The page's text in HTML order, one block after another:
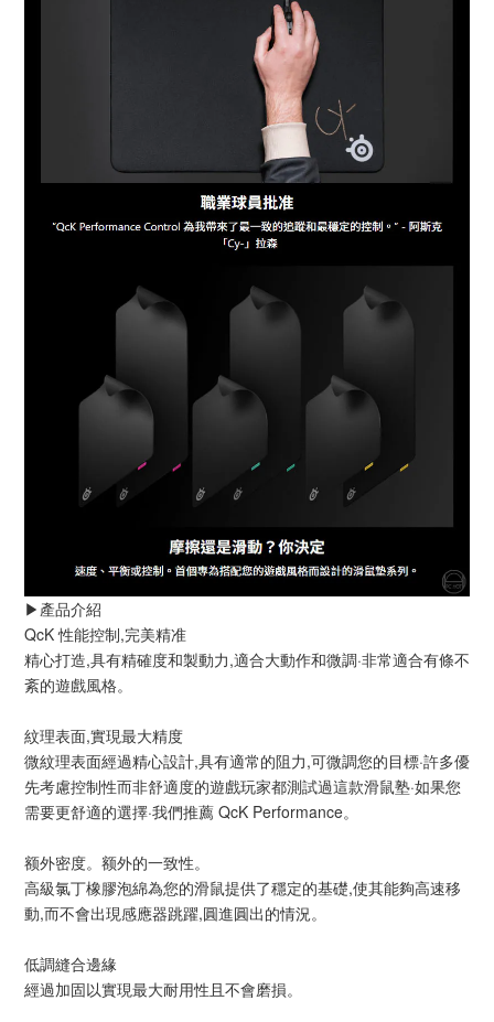
▶️產品介紹
QcK 性能控制,完美精准
精心打造,具有精確度和製動力,適合大動作和微調·非常適合有條不
紊的遊戲風格。
紋理表面,實現最大精度
微紋理表面經過精心設計,具有適常的阻力,可微調您的目標·許多優
先考慮控制性而非舒適度的遊戲玩家都測試過這款滑鼠塾·如果您
需要更舒適的選擇·我們推薦 QcK Performance。
额外密度。额外的一致性。
高級氯丁橡膠泡綿為您的滑鼠提供了穩定的基礎,使其能夠高速移
動,而不會出現感應器跳躍,圓進圓出的情況。
低調縫合邊緣
經過加固以實現最大耐用性且不會磨損。